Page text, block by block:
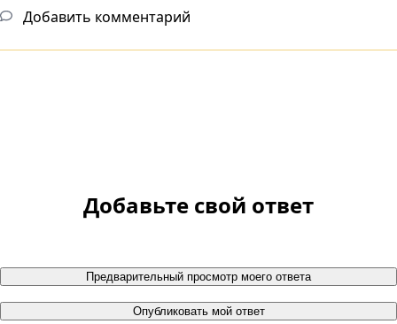
Добавить комментарий
Добавьте свой ответ
Предварительный просмотр моего ответа
Опубликовать мой ответ